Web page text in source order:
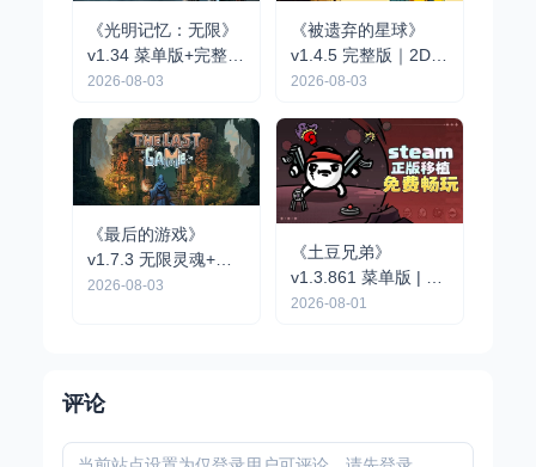
《光明记忆：无限》
v1.34 菜单版+完整版
｜第一人称动作战术
2026-08-03
《被遗弃的星球》
v1.4.5 完整版｜2D像
素点击解谜冒险手游
2026-08-03
《最后的游戏》
v1.7.3 无限灵魂+完
整版｜肉鸽弹幕动作
2026-08-03
《土豆兄弟》
v1.3.861 菜单版 | 自
上而下 Roguelike 竞
2026-08-01
评论